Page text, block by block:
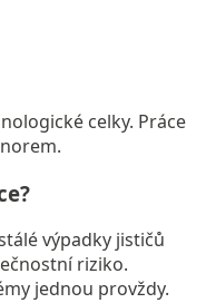
celky. Práce
výpadky jističů
riziko.
jednou provždy.